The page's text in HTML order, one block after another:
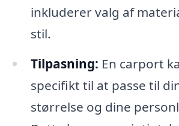
inkluderer valg af
stil.
Tilpasning: En carport
specifikt til at passe til
størrelse og dine